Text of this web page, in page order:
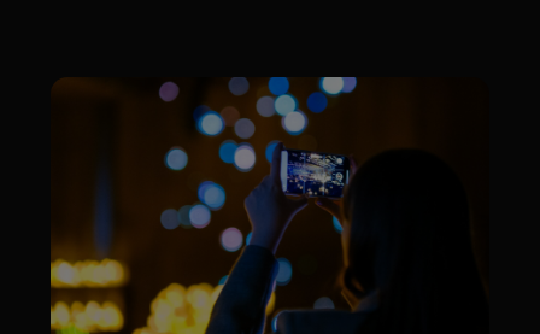
koncert, podczas którego zabrzmią
najpiękniejsze świąteczne melodie w
urzekających aranżacjach na kwartet
smyczkowy.
Everlight Concerts stworzyło ten wieczór, by
przywołać ciepło domowego ogniska, zapach
pierników i dźwięk śmiechu przy choince. To
muzyczna podróż przez klasykę Bożego
Narodzenia – od baśniowych kompozycji
Czajkowskiego, przez filmowe tematy Johna
Williamsa, aż po najpiękniejsze świąteczne
przeboje, które rozbrzmiewają co roku w naszych